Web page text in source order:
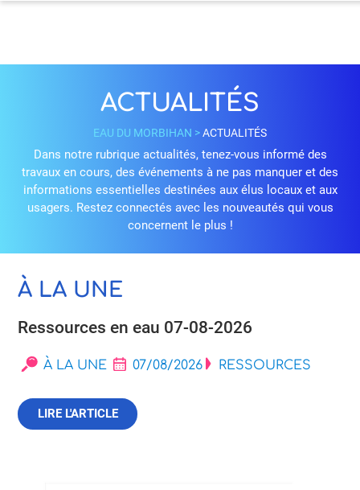
ACTUALITÉS
EAU DU MORBIHAN >ACTUALITÉS
Dans notre rubrique actualités, tenez-vous informé des
travaux en cours, des événements à ne pas manquer et des
informations essentielles destinées aux élus locaux et aux
usagers. Restez connectés avec les nouveautés qui vous
concernent le plus !
À LA UNE
Ressources en eau 07-08-2026
À LA UNE 07/08/2026 RESSOURCES
LIRE L'ARTICLE